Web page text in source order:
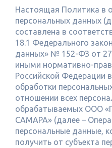
Настоящая Политика в
персональных данных
составлена в
18.1 Федерального
данных» № 152-ФЗ от 27
иными нормативно-
Российской Федерации
обработки
отношении всех
обрабатываемых ООО
САМАРА» (далее –
персональные данные,
получить от субъекта